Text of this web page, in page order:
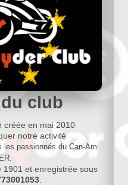
club
créée en mai 2010
notre activité
les passionnés du Can-Am
1901 et enregistrée sous
.